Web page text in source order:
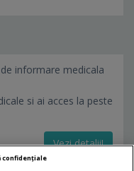
informare medicala
si ai acces la peste
Vezi detalii!
confidențiale